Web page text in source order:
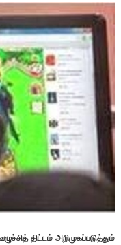
திட்டம் அறிமுகப்படுத்தும்